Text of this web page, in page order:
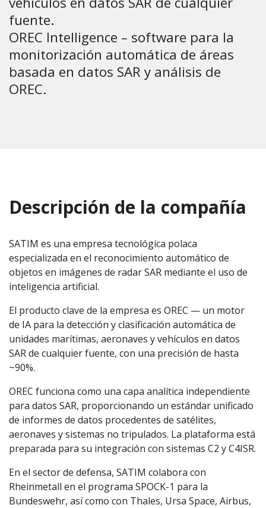
fuente.
OREC Intelligence – software para la
monitorización automática de áreas
basada en datos SAR y análisis de
OREC.
Descripción de la compañía
SATIM es una empresa tecnológica polaca
especializada en el reconocimiento automático de
objetos en imágenes de radar SAR mediante el uso de
inteligencia artificial.
El producto clave de la empresa es OREC — un motor
de IA para la detección y clasificación automática de
unidades marítimas, aeronaves y vehículos en datos
SAR de cualquier fuente, con una precisión de hasta
~90%.
OREC funciona como una capa analítica independiente
para datos SAR, proporcionando un estándar unificado
de informes de datos procedentes de satélites,
aeronaves y sistemas no tripulados. La plataforma está
preparada para su integración con sistemas C2 y C4ISR.
En el sector de defensa, SATIM colabora con
Rheinmetall en el programa SPOCK-1 para la
Bundeswehr, así como con Thales, Ursa Space, Airbus,